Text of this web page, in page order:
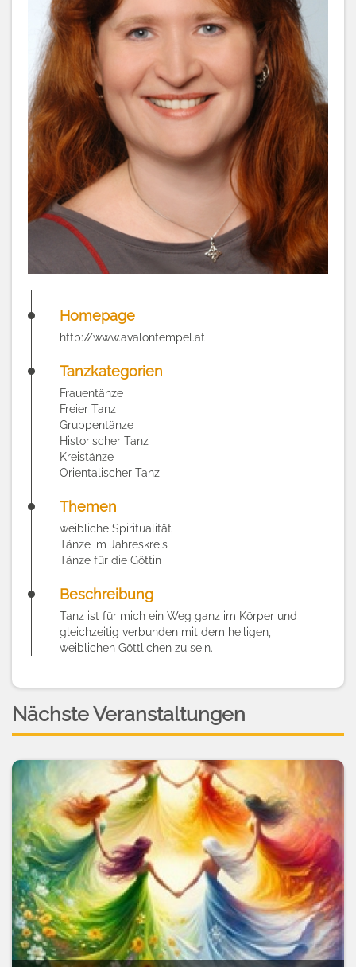
Homepage
http://www.avalontempel.at
Tanzkategorien
Frauentänze
Freier Tanz
Gruppentänze
Historischer Tanz
Kreistänze
Orientalischer Tanz
Themen
weibliche Spiritualität
Tänze im Jahreskreis
Tänze für die Göttin
Beschreibung
Tanz ist für mich ein Weg ganz im Körper und
gleichzeitig verbunden mit dem heiligen,
weiblichen Göttlichen zu sein.
Nächste Veranstaltungen